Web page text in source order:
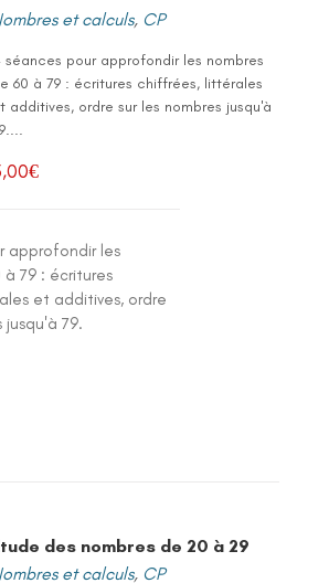
et calculs, CP
séances pour approfondir les nombres
60 à 79 : écritures chiffrées, littérales
additives, ordre sur les nombres jusqu'à
€
approfondir les
79 : écritures
et additives, ordre
jusqu'à 79.
des nombres de 20 à 29
et calculs, CP